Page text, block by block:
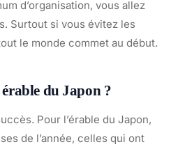
d’organisation, vous allez
Surtout si vous évitez les
le monde commet au début.
du Japon ?
Pour l’érable du Japon,
de l’année, celles qui ont